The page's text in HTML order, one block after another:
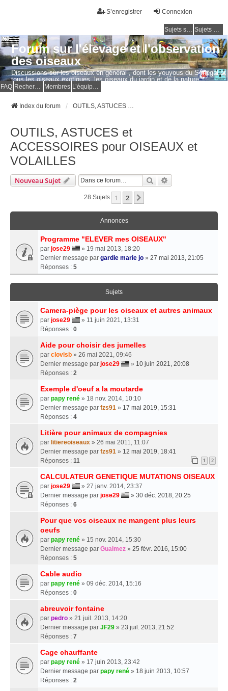
Connexion
S’enregistrer
Sujets sans réponse Sujets actifs
Forum sur l'élevage et l'observation
des oiseaux
Discussions sur les oiseaux en général , dont les youyous du Sénégal et
tous les oiseaux exotiques, les oiseaux du jardin et de la nature.
Questions, photos, expériences.
FAQ Membres
Index du forum
OUTILS, ASTUCES et
ACCESSOIRES pour OISEAUX et
VOLAILLES
Nouveau Sujet Rechercher
28 Sujets 1 2
Annonces
Programme "ELEVER mes OISEAUX"
par jose29
» 19 mai 2013, 18:20
Dernier message par gardie marie jo » 27 mai 2013, 21:05
Réponses : 5
Sujets
Camera-piège pour les oiseaux et autres animaux
par jose29
» 11 juin 2021, 13:31
Réponses : 0
Aide pour choisir des jumelles
par clovisb » 26 mai 2021, 09:46
Dernier message par jose29 » 10 juin 2021, 20:08
Réponses : 2
Exemple d'oeuf a la moutarde
par papy rené » 18 nov. 2014, 10:10
Dernier message par fzs91 » 17 mai 2019, 15:31
Réponses : 4
Litière pour animaux de compagnies
par litiereoiseaux » 26 mai 2011, 11:07
Dernier message par fzs91 » 12 mai 2019, 18:41
Réponses : 11 1 2
CALCULATEUR GENETIQUE MUTATIONS OISEAUX
par jose29
» 27 janv. 2014, 23:37
Dernier message par jose29 » 30 déc. 2018, 20:25
Réponses : 6
Pour que vos oiseaux ne mangent plus leurs
oeufs
par papy rené » 15 nov. 2014, 15:30
Dernier message par Gualmez » 25 févr. 2016, 15:00
Réponses : 5
Cable audio
par papy rené » 09 déc. 2014, 15:16
Réponses : 0
abreuvoir fontaine
par pedro » 21 juil. 2013, 14:20
Dernier message par JF29 » 23 juil. 2013, 21:52
Réponses : 7
Cage chauffante
par papy rené » 17 juin 2013, 23:42
Dernier message par papy rené » 18 juin 2013, 10:57
Réponses : 2